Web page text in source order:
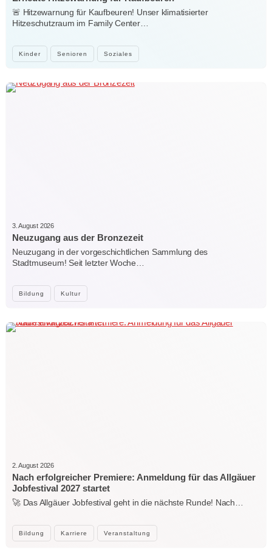
Kinder Senioren Soziales
🚨 Hitzewarnung für Kaufbeuren! Unser klimatisierter
Hitzeschutzraum im Family Center…
Bildung Kultur
3. August 2026
Neuzugang aus der Bronzezeit
Neuzugang in der vorgeschichtlichen Sammlung des
Stadtmuseum! Seit letzter Woche…
Bildung Karriere Veranstaltung
2. August 2026
Nach erfolgreicher Premiere: Anmeldung für das Allgäuer
Jobfestival 2027 startet
🚀 Das Allgäuer Jobfestival geht in die nächste Runde! Nach…